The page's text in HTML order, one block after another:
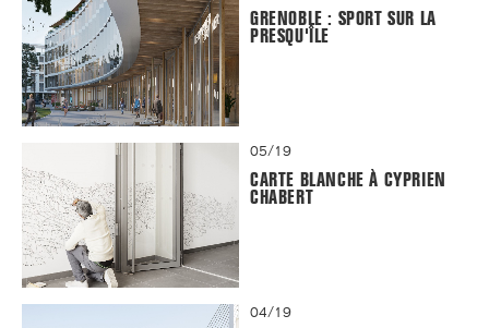
GRENOBLE : SPORT SUR LA
PRESQU'ÎLE
05/19
CARTE BLANCHE À CYPRIEN
CHABERT
04/19